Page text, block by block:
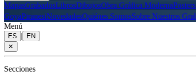
MapasGrabadosLibrosDibujosObra Gráfica ModernaPosters
GoyaPiranesiNovedadesQuiénes SomosSobre Nuestros
Menú
ES |
EN
✕
Secciones